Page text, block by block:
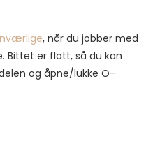
, når du jobber med
Bittet er flatt, så du kan
og åpne/lukke O-